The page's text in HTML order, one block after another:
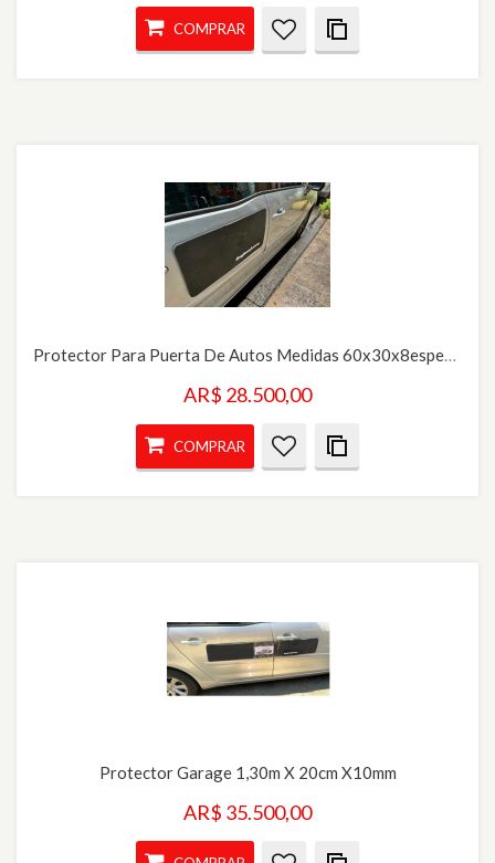
COMPRAR
Protector Para Puerta De Autos Medidas 60x30x8espesor
AR$ 28.500,00
COMPRAR
Protector Garage 1,30m X 20cm X10mm
AR$ 35.500,00